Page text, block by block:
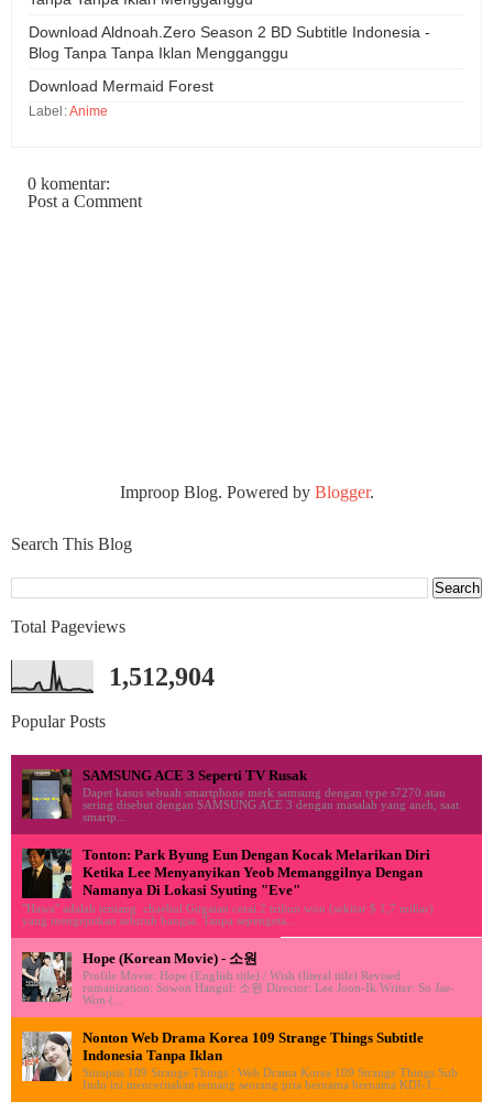
Download Aldnoah.Zero Season 2 BD Subtitle Indonesia -
Blog Tanpa Tanpa Iklan Mengganggu
Download Mermaid Forest
Label:Anime
0 komentar:
Post a Comment
Improop Blog. Powered by Blogger.
Search This Blog
Total Pageviews
1,512,904
Popular Posts
SAMSUNG ACE 3 Seperti TV Rusak
Dapet kasus sebuah smartphone merk samsung dengan type s7270 atau
sering disebut dengan SAMSUNG ACE 3 dengan masalah yang aneh, saat
smartp...
Tonton: Park Byung Eun Dengan Kocak Melarikan Diri
Ketika Lee Menyanyikan Yeob Memanggilnya Dengan
Namanya Di Lokasi Syuting "Eve"
"Hawa" adalah tentang chaebol Gugatan cerai 2 triliun won (sekitar $ 1,7 miliar)
yang mengejutkan seluruh bangsa. Tanpa sepengeta...
Hope (Korean Movie) - 소원
Profile Movie: Hope (English title) / Wish (literal title) Revised
romanization: Sowon Hangul: 소원 Director: Lee Joon-Ik Writer: So Jae-
Won (...
Nonton Web Drama Korea 109 Strange Things Subtitle
Indonesia Tanpa Iklan
Sinopsis 109 Strange Things : Web Drama Korea 109 Strange Things Sub
Indo ini menceritakan tentang seorang pria bernama bernama KDI-1...